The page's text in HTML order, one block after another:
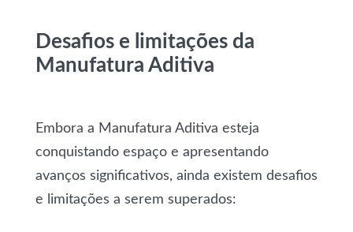
Desafios e limitações da
Manufatura Aditiva
Embora a Manufatura Aditiva esteja
conquistando espaço e apresentando
avanços significativos, ainda existem desafios
e limitações a serem superados: